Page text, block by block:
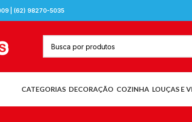
| (62) 98270-5035
CATEGORIAS DECORAÇÃO COZINHA LOUÇAS E